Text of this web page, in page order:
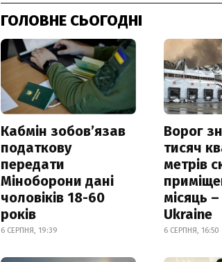
ГОЛОВНЕ СЬОГОДНІ
Кабмін зобовʼязав
податкову
передати
Міноборони дані
чоловіків 18-60
років
6 СЕРПНЯ, 19:39
Ворог
тисяч
метрів
місяць
Ukraine
6 СЕРПНЯ, 16:50